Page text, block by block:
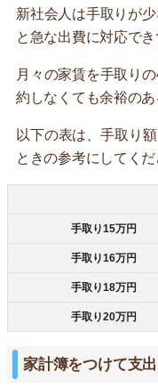
新社会人は手取りが
と急な出費に対応で
月々の家賃を手取り
約しなくても余裕のあ
以下の表は、手取り
ときの参考にしてくだ
手取り15万円
手取り16万円
手取り18万円
手取り20万円
家計簿をつけて支